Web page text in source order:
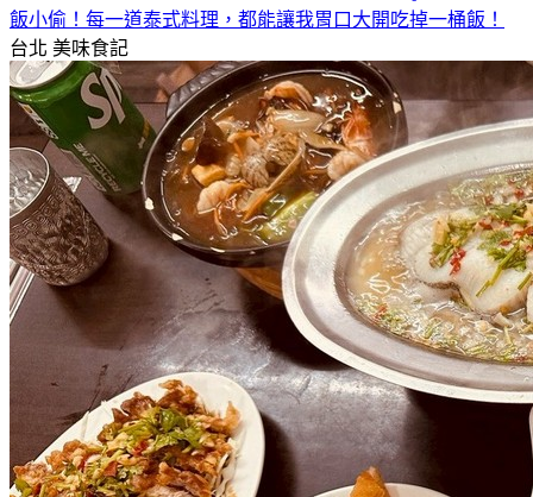
飯小偷！每一道泰式料理，都能讓我胃口大開吃掉一桶飯！
台北 美味食記